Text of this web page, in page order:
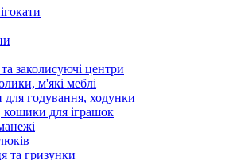
заколисуючі центри
м'які меблі
для годування, ходунки
для іграшок
та гризунки